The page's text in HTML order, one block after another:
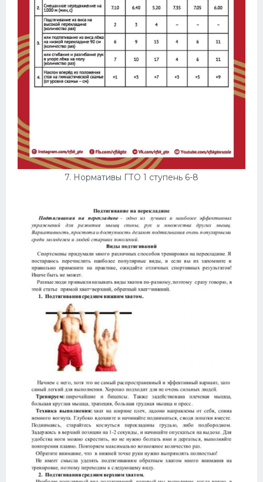
7. Нормативы ГТО 1 ступень 6-8